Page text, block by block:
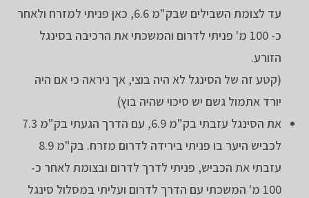
עד לצומת השבילים שבק"מ 6.6, כאן פניתי למזרח ולאחר
כ- 100 מ' פניתי לדרום והמשכתי את הרכיבה בסינגל
הזורע.
(קטע זה של הסינגל לא היה בוצי, אך ניראה כי אם היה
יורד אתמול גשם יש סיכוי שהיה בוץ)
את הסינגל עזבתי בק"מ 6.9, עם הדרך הגעתי בק"מ 7.3
לכביש היער בו פניתי בירידה לדרום מזרח. בק"מ 8.9
עזבתי את הכביש, פניתי לדרך לדרום ובצומת לאחר כ-
100 מ' המשכתי עם הדרך לדרום ועליתי במסלול סינגל